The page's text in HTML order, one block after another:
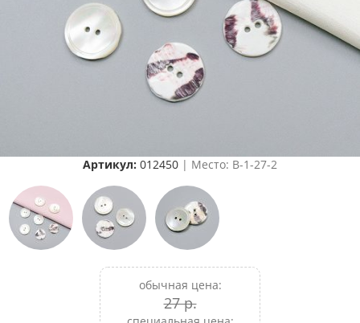
Артикул: 012450 | Место: B-1-27-2
обычная цена:
27 р.